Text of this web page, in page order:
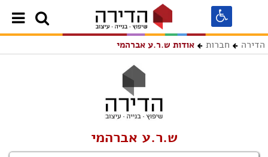
הדירה חברות אודות ש.ר.ע אברהמי
ש.ר.ע אברהמי